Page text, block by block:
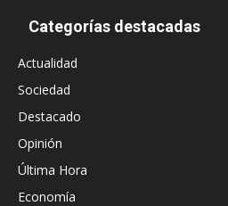
Categorías destacadas
Actualidad
Sociedad
Destacado
Opinión
Última Hora
Economía